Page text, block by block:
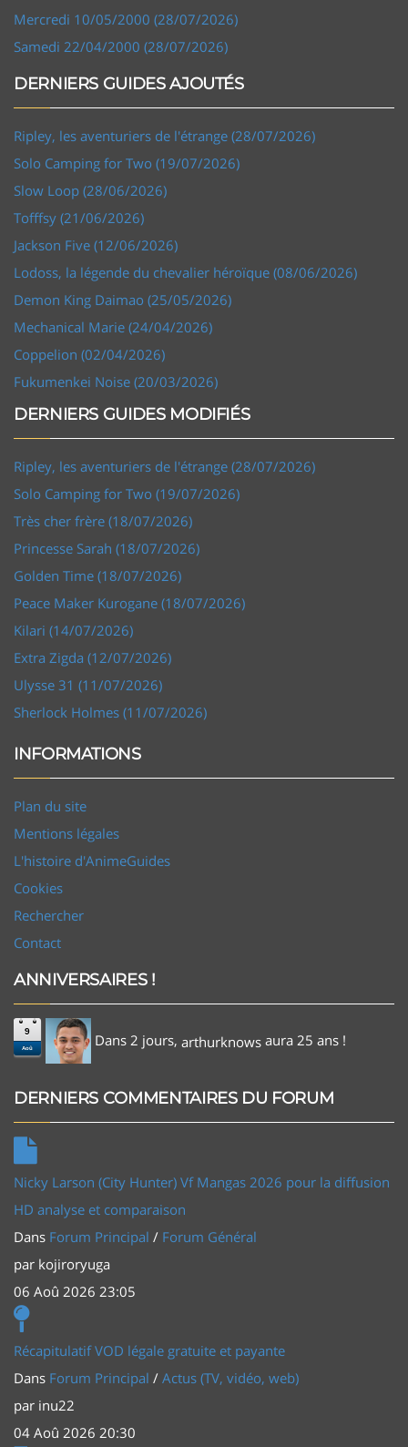
Mercredi 10/05/2000 (28/07/2026)
Samedi 22/04/2000 (28/07/2026)
DERNIERS GUIDES AJOUTÉS
Ripley, les aventuriers de l'étrange (28/07/2026)
Solo Camping for Two (19/07/2026)
Slow Loop (28/06/2026)
Tofffsy (21/06/2026)
Jackson Five (12/06/2026)
Lodoss, la légende du chevalier héroïque (08/06/2026)
Demon King Daimao (25/05/2026)
Mechanical Marie (24/04/2026)
Coppelion (02/04/2026)
Fukumenkei Noise (20/03/2026)
DERNIERS GUIDES MODIFIÉS
Ripley, les aventuriers de l'étrange (28/07/2026)
Solo Camping for Two (19/07/2026)
Très cher frère (18/07/2026)
Princesse Sarah (18/07/2026)
Golden Time (18/07/2026)
Peace Maker Kurogane (18/07/2026)
Kilari (14/07/2026)
Extra Zigda (12/07/2026)
Ulysse 31 (11/07/2026)
Sherlock Holmes (11/07/2026)
INFORMATIONS
Plan du site
Mentions légales
L'histoire d'AnimeGuides
Cookies
Rechercher
Contact
ANNIVERSAIRES !
9
Aoû Dans 2 jours, arthurknows aura 25 ans !
DERNIERS COMMENTAIRES DU FORUM
Nicky Larson (City Hunter) Vf Mangas 2026 pour la diffusion
HD analyse et comparaison
Dans Forum Principal / Forum Général
par kojiroryuga
06 Aoû 2026 23:05
Récapitulatif VOD légale gratuite et payante
Dans Forum Principal / Actus (TV, vidéo, web)
par inu22
04 Aoû 2026 20:30